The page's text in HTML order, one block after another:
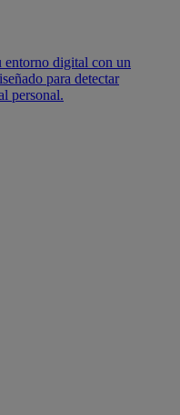
digital con un
para detectar
personal.